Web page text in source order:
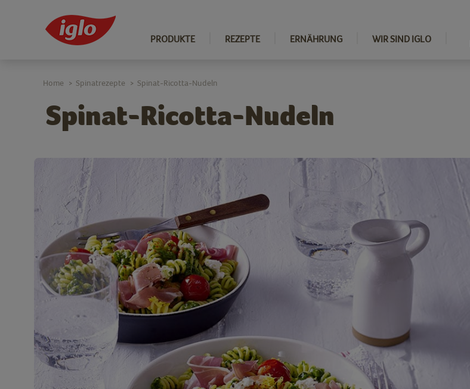
PRODUKTE REZEPTE ERNÄHRUNG WIR SIND IGLO
Spinat-Ricotta-Nudeln
Home > Spinatrezepte > Spinat-Ricotta-Nudeln